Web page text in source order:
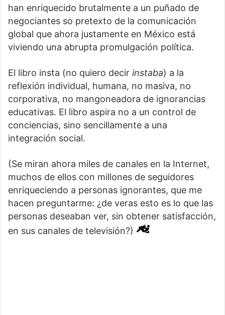
han enriquecido brutalmente a un puñado de
negociantes so pretexto de la comunicación
global que ahora justamente en México está
viviendo una abrupta promulgación política.
El libro insta (no quiero decir instaba) a la
reflexión individual, humana, no masiva, no
corporativa, no mangoneadora de ignorancias
educativas. El libro aspira no a un control de
conciencias, sino sencillamente a una
integración social.
(Se miran ahora miles de canales en la Internet,
muchos de ellos con millones de seguidores
enriqueciendo a personas ignorantes, que me
hacen preguntarme: ¿de veras esto es lo que las
personas deseaban ver, sin obtener satisfacción,
en sus canales de televisión?)